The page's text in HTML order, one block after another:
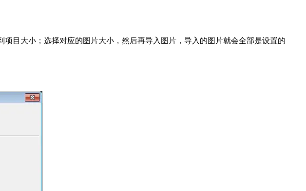
目大小；选择对应的图片大小，然后再导入图片，导入的图片就会全部是设置的